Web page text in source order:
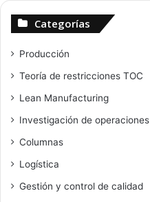
Categorías
Producción
Teoría de restricciones TOC
Lean Manufacturing
Investigación de operaciones
Columnas
Logística
Gestión y control de calidad